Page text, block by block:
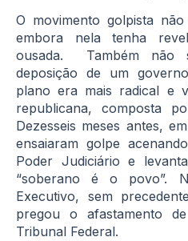
O movimento golpista
embora nela tenha
ousada. Também não
deposição de um
plano era mais radical e
republicana, composta
Dezesseis meses antes,
ensaiaram golpe
Poder Judiciário e
“soberano é o povo”.
Executivo, sem
pregou o afastamento
Tribunal Federal.